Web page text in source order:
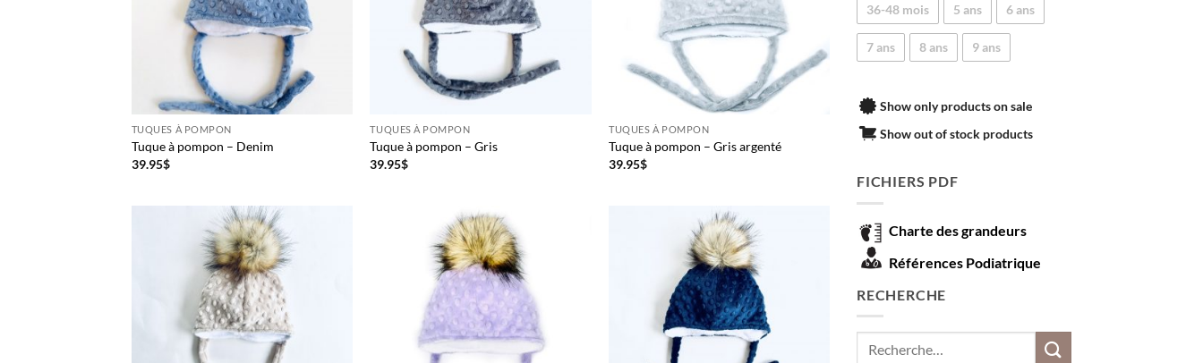
TUQUES À POMPON
Tuque à pompon – Denim
39.95$
TUQUES À POMPON
Tuque à pompon – Gris
39.95$
TUQUES À POMPON
Tuque à pompon – Gris argenté
39.95$
36-48 mois 5 ans 6 ans
7 ans 8 ans 9 ans
Show only products on sale
Show out of stock products
FICHIERS PDF
Charte des grandeurs
Références Podiatrique
RECHERCHE